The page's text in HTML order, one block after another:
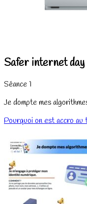
Safer internet
Séance 1
Je dompte mes
Pourquoi on est accro au